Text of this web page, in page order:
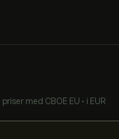
priser med CBOE EU • i EUR